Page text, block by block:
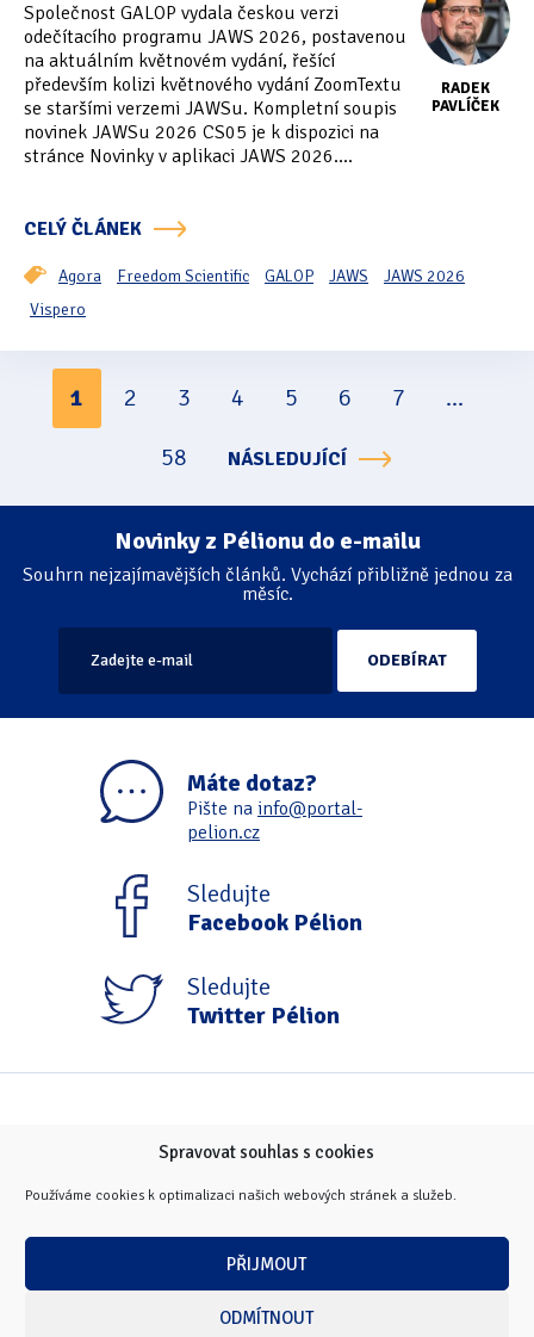
Spravovat souhlas s cookies
Používáme cookies k optimalizaci našich webových stránek a služeb.
PŘIJMOUT
ODMÍTNOUT
RADEK
PAVLÍČEK
Společnost GALOP vydala českou verzi
odečítacího programu JAWS 2026, postavenou
na aktuálním květnovém vydání, řešící
především kolizi květnového vydání ZoomTextu
se staršími verzemi JAWSu. Kompletní soupis
novinek JAWSu 2026 CS05 je k dispozici na
stránce Novinky v aplikaci JAWS 2026....
CELÝ ČLÁNEK
Agora Freedom Scientific GALOP JAWS
JAWS 2026
Vispero
Stránkování
1 2 3 4 5 6 7
...
58
NÁSLEDUJÍCÍ
Novinky z Pélionu do e-mailu
Souhrn nejzajímavějších článků. Vychází přibližně jednou za
měsíc.
Máte dotaz?
Pište na info@portal-
pelion.cz
Sledujte
Facebook Pélion
Sledujte
Twitter Pélion